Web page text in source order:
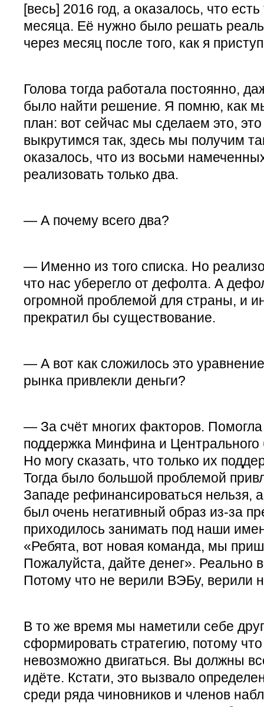
[весь] 2016 год, а оказалось, что
месяца. Её нужно было решать
через месяц после того, как я
Голова тогда работала постоянно,
было найти решение. Я помню, как
план: вот сейчас мы сделаем это,
выкрутимся так, здесь мы получим
оказалось, что из восьми
реализовать только два.
— А почему всего два?
— Именно из того списка. Но
что нас уберегло от дефолта. А
огромной проблемой для страны, и
прекратил бы существование.
— А вот как сложилось это
рынка привлекли деньги?
— За счёт многих факторов.
поддержка Минфина и Центрального
Но могу сказать, что только их
Тогда было большой проблемой
Западе рефинансироваться нельзя,
был очень негативный образ из-за
приходилось занимать под наши
«Ребята, вот новая команда, мы
Пожалуйста, дайте денег». Реально
Потому что не верили ВЭБу, верили
В то же время мы наметили себе
сформировать стратегию, потому
невозможно двигаться. Вы должны
идёте. Кстати, это вызвало
среди ряда чиновников и членов